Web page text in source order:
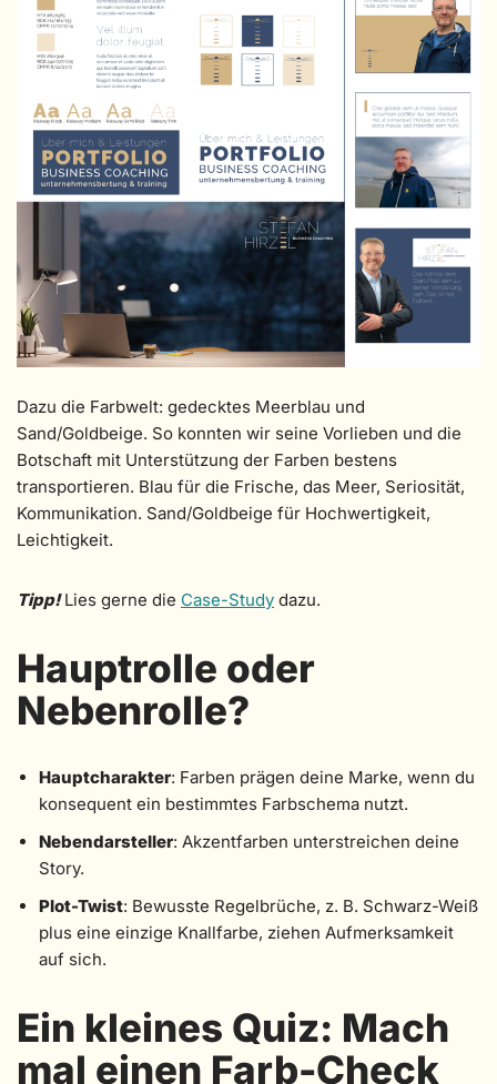
Dazu die Farbwelt: gedecktes Meerblau und
Sand/Goldbeige. So konnten wir seine Vorlieben und die
Botschaft mit Unterstützung der Farben bestens
transportieren. Blau für die Frische, das Meer, Seriosität,
Kommunikation. Sand/Goldbeige für Hochwertigkeit,
Leichtigkeit.
Tipp!Lies gerne die Case-Study dazu.
Hauptrolle oder
Nebenrolle?
Hauptcharakter: Farben prägen deine Marke, wenn du
konsequent ein bestimmtes Farbschema nutzt.
Nebendarsteller: Akzentfarben unterstreichen deine
Story.
Plot-Twist: Bewusste Regelbrüche, z. B. Schwarz-Weiß
plus eine einzige Knallfarbe, ziehen Aufmerksamkeit
auf sich.
Ein kleines Quiz: Mach
mal einen Farb-Check